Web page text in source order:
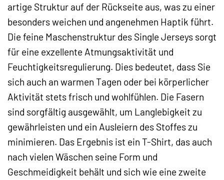
artige Struktur auf der Rückseite aus, was zu einer
besonders weichen und angenehmen Haptik führt.
Die feine Maschenstruktur des Single Jerseys sorgt
für eine exzellente Atmungsaktivität und
Feuchtigkeitsregulierung. Dies bedeutet, dass Sie
sich auch an warmen Tagen oder bei körperlicher
Aktivität stets frisch und wohlfühlen. Die Fasern
sind sorgfältig ausgewählt, um Langlebigkeit zu
gewährleisten und ein Ausleiern des Stoffes zu
minimieren. Das Ergebnis ist ein T-Shirt, das auch
nach vielen Wäschen seine Form und
Geschmeidigkeit behält und sich wie eine zweite